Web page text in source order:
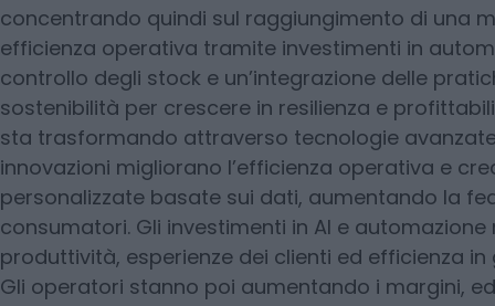
concentrando quindi sul raggiungimento di una
efficienza operativa tramite investimenti in
controllo degli stock e un’integrazione delle
sostenibilità per crescere in resilienza e
sta trasformando attraverso tecnologie
innovazioni migliorano l’efficienza operativa e
personalizzate basate sui dati, aumentando la
consumatori. Gli investimenti in AI e automazione
produttività, esperienze dei clienti ed efficienza in
Gli operatori stanno poi aumentando i margini,